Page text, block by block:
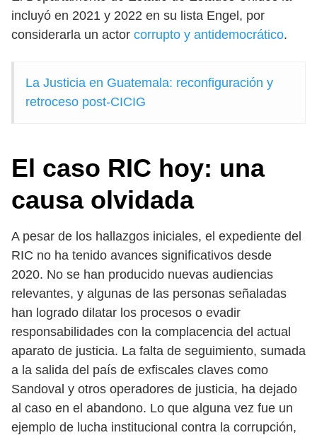
incluyó en 2021 y 2022 en su lista Engel, por
considerarla un actor corrupto y antidemocrático.
La Justicia en Guatemala: reconfiguración y
retroceso post-CICIG
El caso RIC hoy: una
causa olvidada
A pesar de los hallazgos iniciales, el expediente del
RIC no ha tenido avances significativos desde
2020. No se han producido nuevas audiencias
relevantes, y algunas de las personas señaladas
han logrado dilatar los procesos o evadir
responsabilidades con la complacencia del actual
aparato de justicia. La falta de seguimiento, sumada
a la salida del país de exfiscales claves como
Sandoval y otros operadores de justicia, ha dejado
al caso en el abandono. Lo que alguna vez fue un
ejemplo de lucha institucional contra la corrupción,